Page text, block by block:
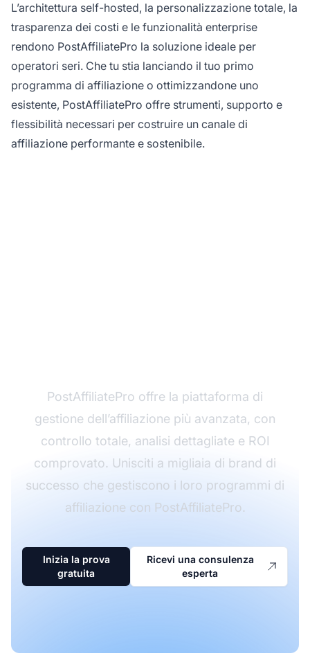
L’architettura self-hosted, la personalizzazione totale, la
trasparenza dei costi e le funzionalità enterprise
rendono PostAffiliatePro la soluzione ideale per
operatori seri. Che tu stia lanciando il tuo primo
programma di affiliazione o ottimizzandone uno
esistente, PostAffiliatePro offre strumenti, supporto e
flessibilità necessari per costruire un canale di
affiliazione performante e sostenibile.
PostAffiliatePro offre la piattaforma di
gestione dell’affiliazione più avanzata, con
controllo totale, analisi dettagliate e ROI
comprovato. Unisciti a migliaia di brand di
successo che gestiscono i loro programmi di
affiliazione con PostAffiliatePro.
Inizia la prova
gratuita
Ricevi una consulenza
esperta